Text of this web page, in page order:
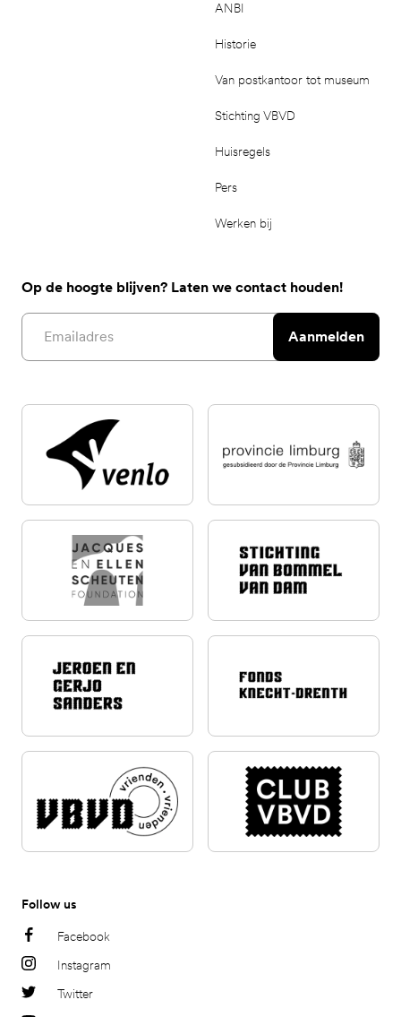
ANBI
Historie
Van postkantoor tot museum
Stichting VBVD
Huisregels
Pers
Werken bij
Op de hoogte blijven? Laten we contact houden!
Email address
Aanmelden
Follow us
Facebook
Instagram
Twitter